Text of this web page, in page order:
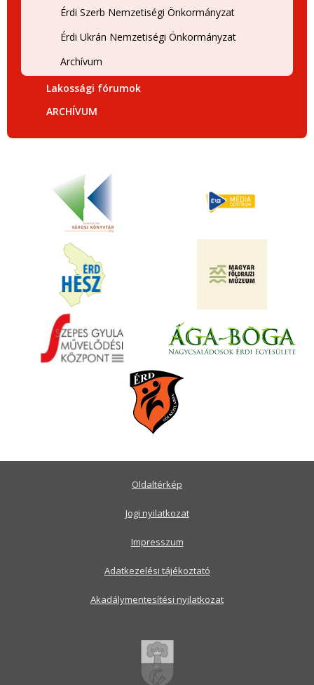
Érdi Szerb Nemzetiségi Önkormányzat
Érdi Ukrán Nemzetiségi Önkormányzat
Archívum
Lakossági fórumok
ARCHÍVUM
Oldaltérkép
Jogi nyilatkozat
Impresszum
Adatkezelési tájékoztató
Akadálymentesítési nyilatkozat